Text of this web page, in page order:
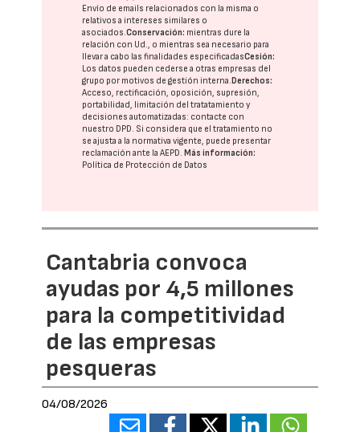
Envío de emails relacionados con la misma o
relativos a intereses similares o
asociados.Conservación: mientras dure la
relación con Ud., o mientras sea necesario para
llevar a cabo las finalidades especificadasCesión:
Los datos pueden cederse a otras empresas del
grupo por motivos de gestión interna.Derechos:
Acceso, rectificación, oposición, supresión,
portabilidad, limitación del tratatamiento y
decisiones automatizadas: contacte con
nuestro DPD. Si considera que el tratamiento no
se ajusta a la normativa vigente, puede presentar
reclamación ante laAEPD.Más información:
Política de Protección de Datos
Cantabria convoca
ayudas por 4,5 millones
para la competitividad
de las empresas
pesqueras
04/08/2026